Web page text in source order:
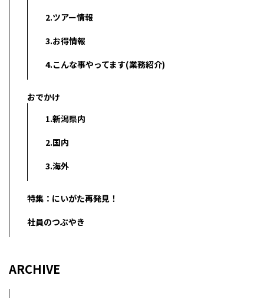
2.ツアー情報
3.お得情報
4.こんな事やってます(業務紹介)
おでかけ
1.新潟県内
2.国内
3.海外
特集：にいがた再発見！
社員のつぶやき
ARCHIVE